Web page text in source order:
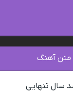
متن آهنگ
سال تنهایی